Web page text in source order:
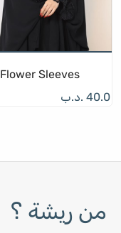
Flower Sleeves
40.0 .د.ب
من ريشة ؟